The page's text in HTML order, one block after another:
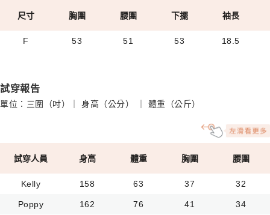
尺寸 胸圍 腰圍 下擺 袖長
F 53 51 53 18.5
試穿報告
單位：三圍（吋）｜ 身高（公分） ｜ 體重（公斤）
試穿人員 身高 體重 胸圍 腰圍
Kelly 158 63 37 32
Poppy 162 76 41 34